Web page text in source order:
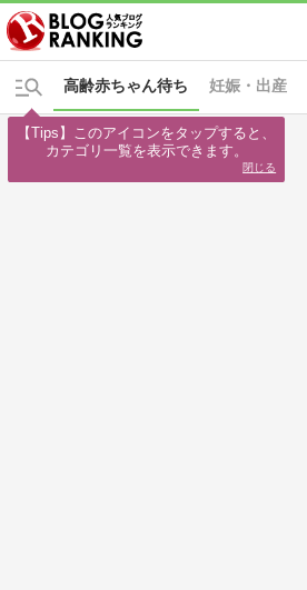
妊娠・出産
高齢赤ちゃん待ち
【Tips】このアイコンをタップすると、
カテゴリ一覧を表示できます。
閉じる